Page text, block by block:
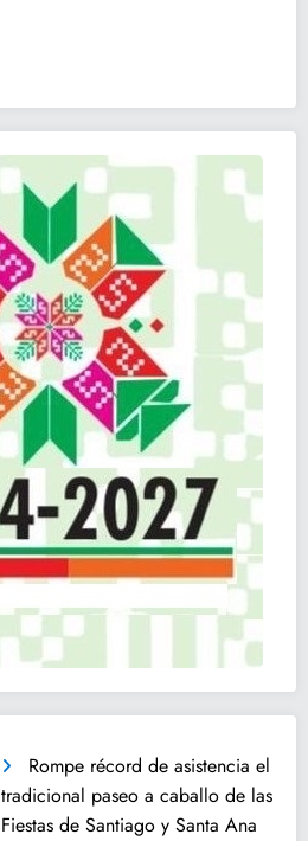
Rompe récord de asistencia el
tradicional paseo a caballo de las
Fiestas de Santiago y Santa Ana